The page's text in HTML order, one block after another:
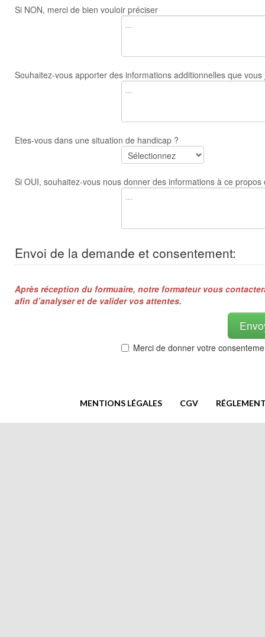
Si NON, merci de bien vouloir préciser
Souhaitez-vous apporter des informations additionnelles que
Etes-vous dans une situation de handicap ?
Si OUI, souhaitez-vous nous donner des informations à ce
Envoi de la demande et consentement:
Après réception du formuaire, notre formateur vous
afin d’analyser et de valider vos attentes.
Merci de donner votre
MENTIONS LÉGALES CGV